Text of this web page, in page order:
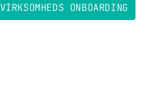
VIRKSOMHEDS ONBOARDING